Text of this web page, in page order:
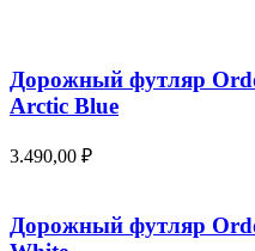
Дорожный футляр
Arctic Blue
3.490,00 ₽
Дорожный футляр